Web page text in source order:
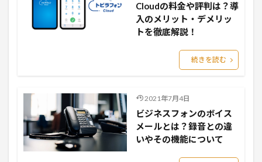
Cloudの料金や評判は？導
入のメリット・デメリッ
トを徹底解説！
続きを読む
2021年7月4日
ビジネスフォンのボイス
メールとは？録音との違
いやその機能について